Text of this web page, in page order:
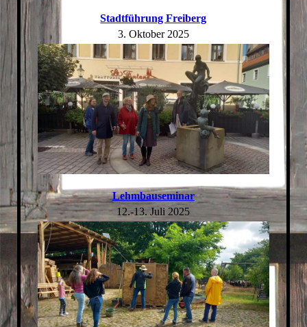
Stadtführung Freiberg
3. Oktober 2025
Lehmbauseminar
12.-13. Juli 2025